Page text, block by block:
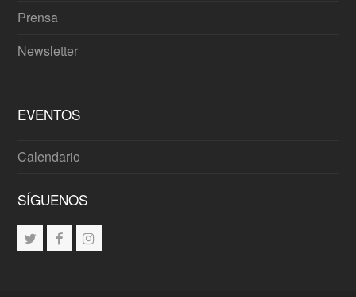
Prensa
Newsletter
EVENTOS
Calendario
SÍGUENOS
Twitter Facebook